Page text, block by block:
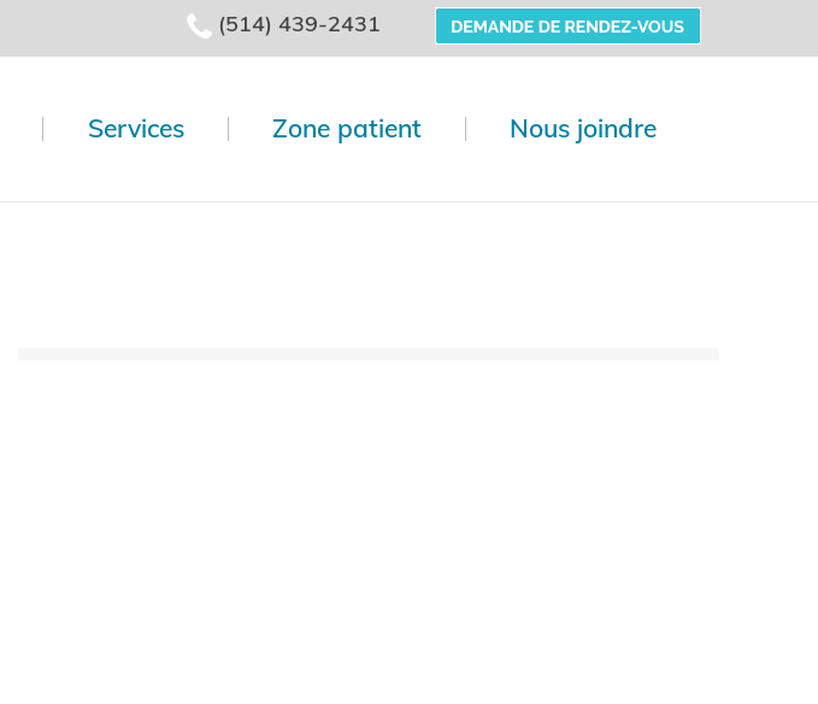
(514) 439-2431
Services Zone patient Nous joindre